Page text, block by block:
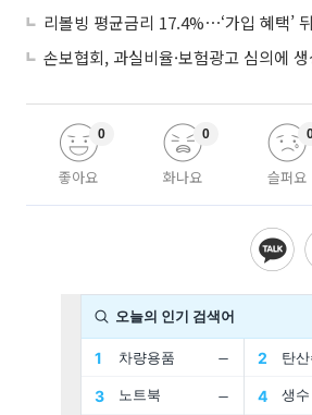
좋아요
0
화나요
0
슬퍼요